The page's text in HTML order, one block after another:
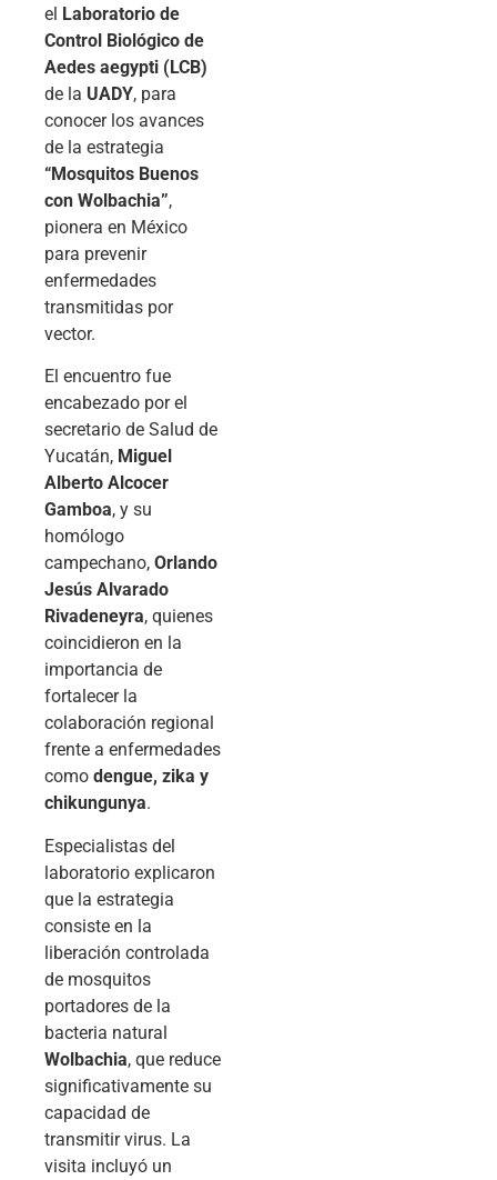
el Laboratorio de
Control Biológico de
Aedes aegypti (LCB)
de la UADY, para
conocer los avances
de la estrategia
“Mosquitos Buenos
con Wolbachia”,
pionera en México
para prevenir
enfermedades
transmitidas por
vector.
El encuentro fue
encabezado por el
secretario de Salud de
Yucatán, Miguel
Alberto Alcocer
Gamboa, y su
homólogo
campechano, Orlando
Jesús Alvarado
Rivadeneyra, quienes
coincidieron en la
importancia de
fortalecer la
colaboración regional
frente a enfermedades
como dengue, zika y
chikungunya.
Especialistas del
laboratorio explicaron
que la estrategia
consiste en la
liberación controlada
de mosquitos
portadores de la
bacteria natural
Wolbachia, que reduce
significativamente su
capacidad de
transmitir virus. La
visita incluyó un